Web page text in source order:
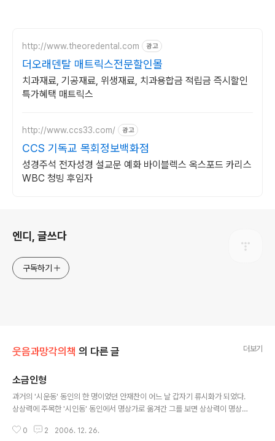
http://www.theoredental.com 광고
더오래덴탈 매트릭스전문할인몰
치과재료, 기공재료, 위생재료, 치과용합금 적립금 즉시할인
특가혜택 매트릭스
http://www.ccs33.com/ 광고
CCS 기독교 목회정보백화점
성경주석 전자성경 설교문 예화 바이블렉스 옥스포드 카리스
WBC 청빙 후임자
엔디, 글쓰다
구독하기
웃음과망각의책 의 다른 글 더보기
소금인형
과거의 '시운동' 동인의 한 명이었던 안재찬이 어느 날 갑자기 류시화가 되었다.
상상력에 주목한 '시인동' 동인에서 명상가로 옮겨간 그를 보면 상상력이 명상
다. 나는 명상을 폄훼하려는 것이 아니라, 명상이란 본시 말을 벗어나는 것이므
0 2 2006. 12. 26.